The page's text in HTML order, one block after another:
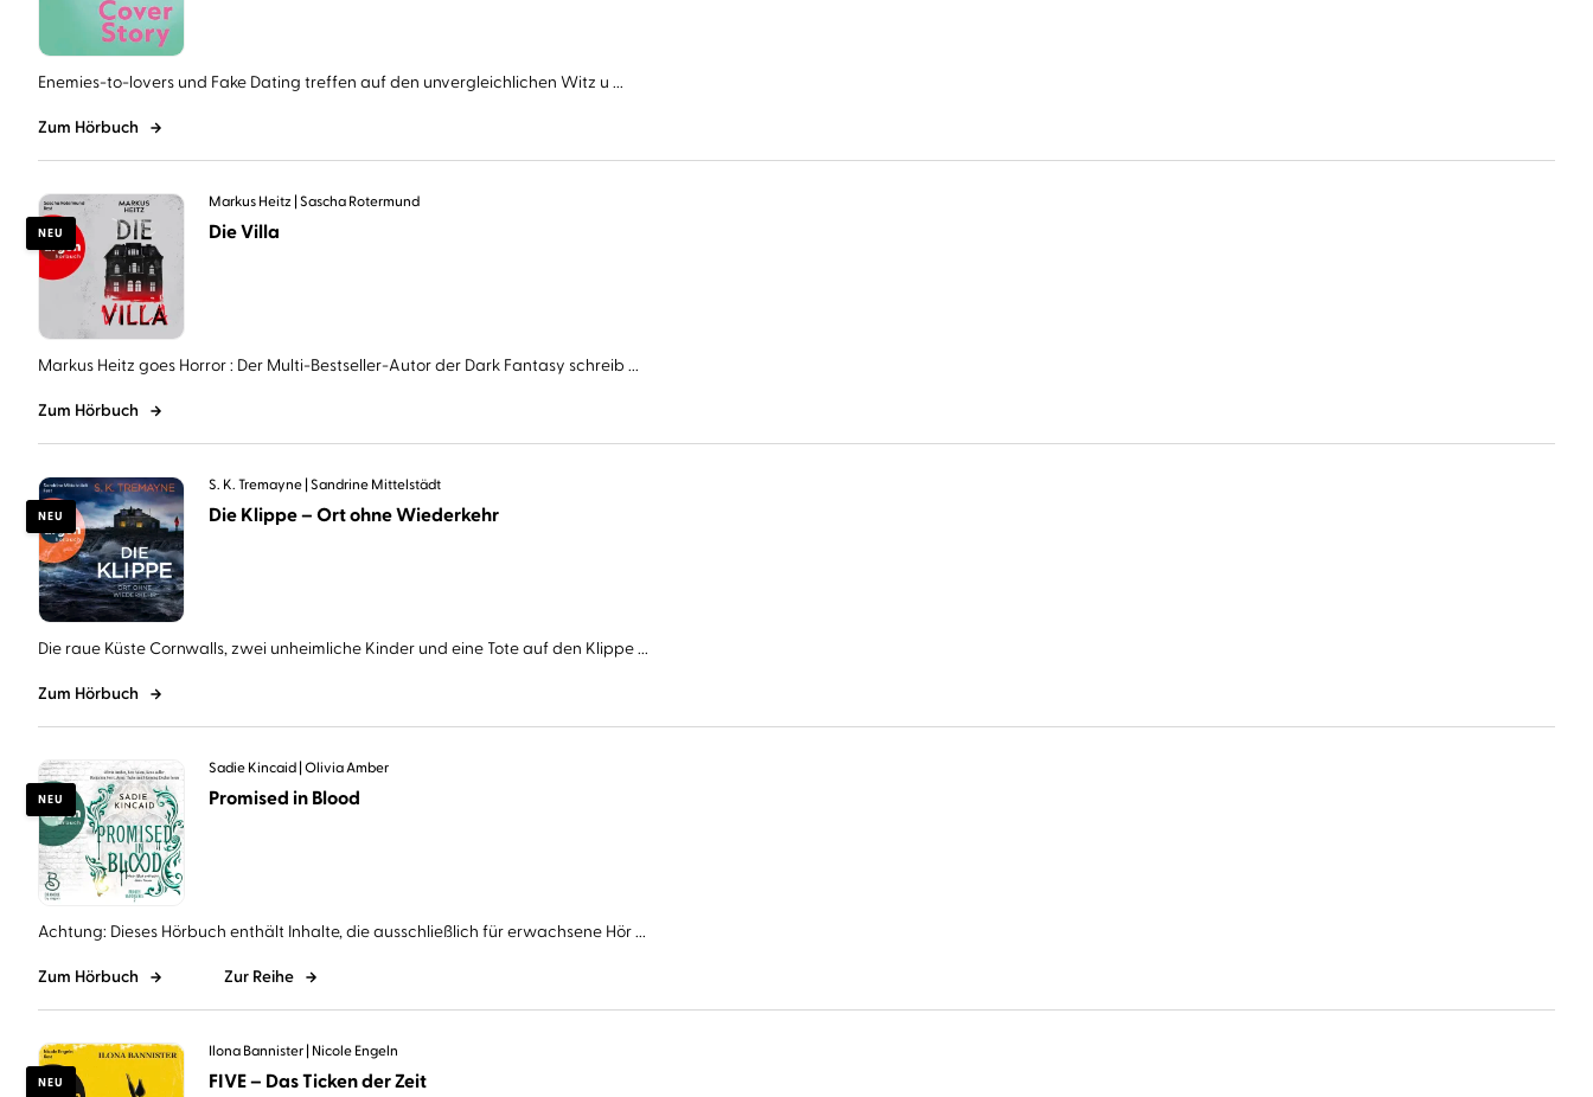
Enemies-to-lovers und Fake Dating treffen auf den unvergleichlichen Witz u ...
Zum Hörbuch
NEU
Markus Heitz Sascha Rotermund
Die Villa
Markus Heitz goes Horror : Der Multi-Bestseller-Autor der Dark Fantasy schreib ...
Zum Hörbuch
NEU
S. K. Tremayne Sandrine Mittelstädt
Die Klippe – Ort ohne Wiederkehr
Die raue Küste Cornwalls, zwei unheimliche Kinder und eine Tote auf den Klippe ...
Zum Hörbuch
NEU
Sadie Kincaid Olivia Amber
Promised in Blood
Achtung: Dieses Hörbuch enthält Inhalte, die ausschließlich für erwachsene Hör ...
Zum Hörbuch Zur Reihe
NEU
Ilona Bannister Nicole Engeln
FIVE – Das Ticken der Zeit